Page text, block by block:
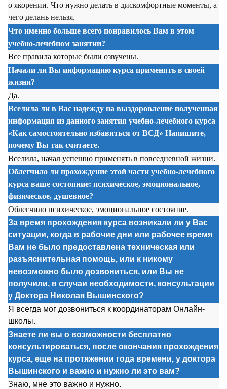
о якорении. Что нужно делать в дискомфортные моменты, а
чего делань нельзя.
Что именно больше всего понравилось Вам в этом
учебно-лечебном занятии?
Все правила которые были озвучены.
Начали ли Вы информацию курса применять в своей
жизни?
Да.
Вселила ли в Вас надежду на выздоровление полученная
информация из данного занятия учебно-лечебного курса
«Как самостоятельно избавиться от ВСД» Напишите,
почему Вы так считаете.
Вселила, начал успешно применять в повседневной жизни.
Облегчило ли прохождение этой части учебно-лечебного
курса ваше состояние: психическое, эмоциональное,
физическое, душевное?
Облегчило психическое, эмоциональное состояние.
За время прохождения курса возникали ли у Вас
ситуации, когда в рабочие дни или рабочее время
Вам не было предоставлена техническая или
разъяснительная помощь, или к никому
невозможно было дозвониться, или Вы не
получили, в случаи необходимости, консультации
у Доктора Николая Вышинского?
Я всегда мог дозвониться к координаторам Онлайн-
школы.
Знаете ли вы о возможности бесплатно
консультироваться, после окончания прохождения
курса, еще на протяжении года времени, у доктора
Вышинского и важно и нужно ли это вам?
Знаю, мне это важно и нужно.